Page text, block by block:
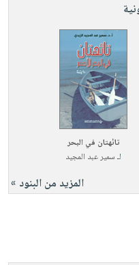
تائهتان في البحر
لـسمير عبد المجيد
المزيد من البنود »